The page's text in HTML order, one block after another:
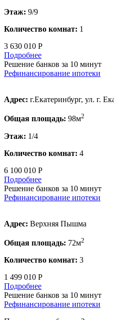
Этаж: 9/9
Количество комнат: 1
3 630 010 Р
Подробнее
Решение банков за 10 минут
Рефинансирование ипотеки
Адрес: г.Екатеринбург, ул. г.
Общая площадь: 98м2
Этаж: 1/4
Количество комнат: 4
6 100 010 Р
Подробнее
Решение банков за 10 минут
Рефинансирование ипотеки
Адрес: Верхняя Пышма
Общая площадь: 72м2
Количество комнат: 3
1 499 010 Р
Подробнее
Решение банков за 10 минут
Рефинансирование ипотеки